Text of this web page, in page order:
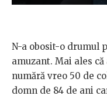
N-a obosit-o drumul
amuzant. Mai ales
numără vreo 50 de
domn de 84 de ani